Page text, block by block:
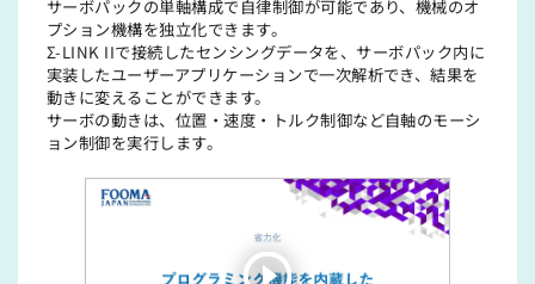
サーボパックの単軸構成で⾃律制御が可能であり、機械のオ
プション機構を独⽴化できます。
Σ-LINK IIで接続したセンシングデータを、サーボパック内に
実装したユーザーアプリケーションで⼀次解析でき、結果を
動きに変えることができます。
サーボの動きは、位置・速度・トルク制御など⾃軸のモーシ
ョン制御を実⾏します。